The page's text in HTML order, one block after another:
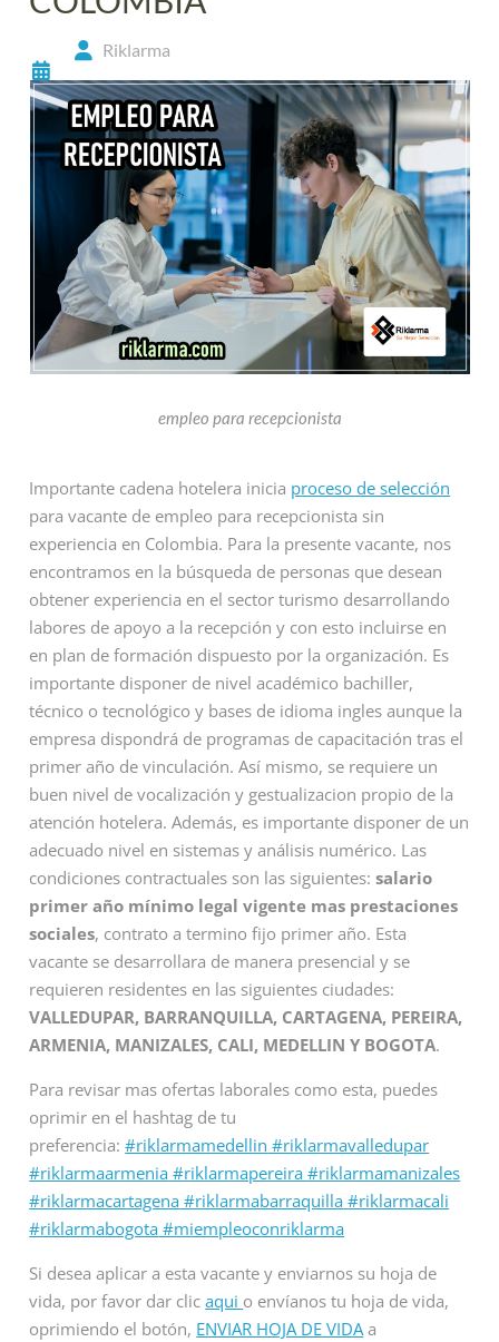
Riklarma
empleo para recepcionista
Importante cadena hotelera inicia proceso de selección
para vacante de empleo para recepcionista sin
experiencia en Colombia. Para la presente vacante, nos
encontramos en la búsqueda de personas que desean
obtener experiencia en el sector turismo desarrollando
labores de apoyo a la recepción y con esto incluirse en
en plan de formación dispuesto por la organización. Es
importante disponer de nivel académico bachiller,
técnico o tecnológico y bases de idioma ingles aunque la
empresa dispondrá de programas de capacitación tras el
primer año de vinculación. Así mismo, se requiere un
buen nivel de vocalización y gestualizacion propio de la
atención hotelera. Además, es importante disponer de un
adecuado nivel en sistemas y análisis numérico. Las
condiciones contractuales son las siguientes:salario
primer año mínimo legal vigente mas prestaciones
sociales, contrato a termino fijo primer año. Esta
vacante se desarrollara de manera presencial y se
requieren residentes en las siguientes ciudades:
VALLEDUPAR, BARRANQUILLA, CARTAGENA, PEREIRA,
ARMENIA, MANIZALES, CALI, MEDELLIN Y BOGOTA.
Para revisar mas ofertas laborales como esta, puedes
oprimir en el hashtag de tu
preferencia:#riklarmamedellin #riklarmavalledupar
#riklarmaarmenia #riklarmapereira#riklarmamanizales
#riklarmacartagena #riklarmabarraquilla #riklarmacali
#riklarmabogota #miempleoconriklarma
Si desea aplicar a esta vacante y enviarnos su hoja de
vida, por favor dar clicaqui o envíanos tu hoja de vida,
oprimiendo el botón, ENVIAR HOJA DE VIDAa